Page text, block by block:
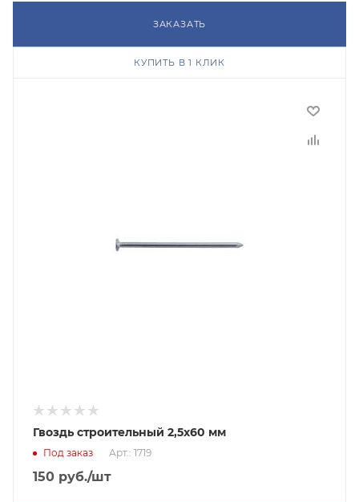
ЗАКАЗАТЬ
КУПИТЬ В 1 КЛИК
Гвоздь строительный 2,5х60 мм
Под заказ Арт.: 1719
150 руб./шт